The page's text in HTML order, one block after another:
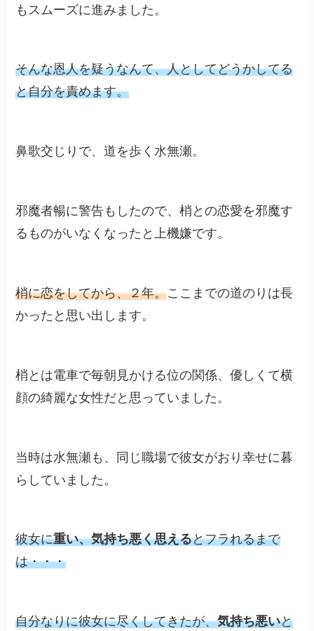
もスムーズに進みました。
そんな恩人を疑うなんて、人としてどうかしてる
と自分を責めます。
鼻歌交じりで、道を歩く水無瀬。
邪魔者暢に警告もしたので、梢との恋愛を邪魔す
るものがいなくなったと上機嫌です。
梢に恋をしてから、２年。ここまでの道のりは長
かったと思い出します。
梢とは電車で毎朝見かける位の関係、優しくて横
顔の綺麗な女性だと思っていました。
当時は水無瀬も、同じ職場で彼女がおり幸せに暮
らしていました。
彼女に重い、気持ち悪く思えるとフラれるまで
は・・・
自分なりに彼女に尽くしてきたが、気持ち悪いと